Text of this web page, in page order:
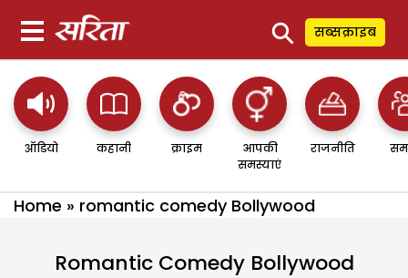
⚲ सब्सक्राइब
ऑडियो कहानी क्राइम
आपकी
समस्याएं
राजनीति
Home » romantic comedy Bollywood
Romantic Comedy Bollywood